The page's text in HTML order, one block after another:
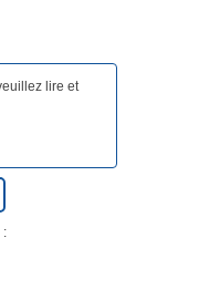
lire et
: